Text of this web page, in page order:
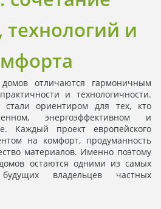
технологий и
отличаются гармоничным
и технологичности.
ориентиром для тех, кто
энергоэффективном и
Каждый проект европейского
на комфорт, продуманность
материалов. Именно поэтому
остаются одними из самых
владельцев частных